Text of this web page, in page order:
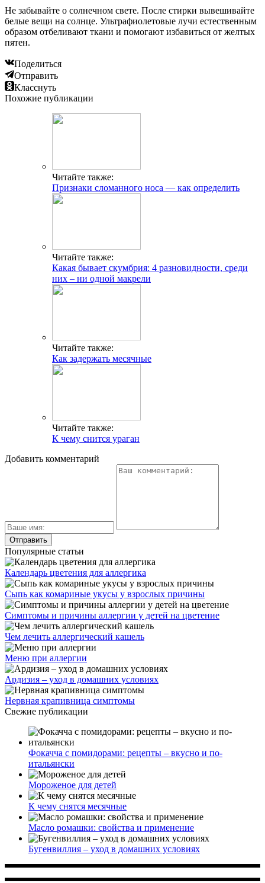
Не забывайте о солнечном свете. После стирки вывешивайте
белые вещи на солнце. Ультрафиолетовые лучи естественным
образом отбеливают ткани и помогают избавиться от желтых
пятен.
Поделиться
Отправить
Класснуть
Похожие публикации
Читайте также:
Признаки сломанного носа — как определить
Читайте также:
Какая бывает скумбрия: 4 разновидности, среди
них – ни одной макрели
Читайте также:
Как задержать месячные
Читайте также:
К чему снится ураган
Добавить комментарий
Популярные статьи
Календарь цветения для аллергика
Сыпь как комариные укусы у взрослых причины
Симптомы и причины аллергии у детей на цветение
Чем лечить аллергический кашель
Меню при аллергии
Ардизия – уход в домашних условиях
Нервная крапивница симптомы
Свежие публикации
Фокачча с помидорами: рецепты – вкусно и по-
итальянски
Мороженое для детей
К чему снятся месячные
Масло ромашки: свойства и применение
Бугенвиллия – уход в домашних условиях